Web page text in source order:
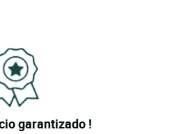
garantizado !